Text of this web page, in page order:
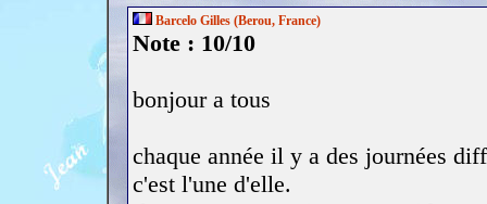
Barcelo Gilles (Berou, France)
Note : 10/10
bonjour a tous
chaque année il y a des journées
c'est l'une d'elle.